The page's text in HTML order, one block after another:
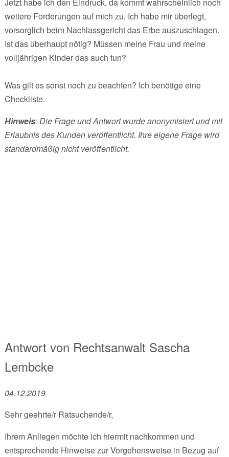
weitere Forderungen auf mich zu. Ich habe mir überlegt,
vorsorglich beim Nachlassgericht das Erbe auszuschlagen.
Ist das überhaupt nötig? Müssen meine Frau und meine
volljährigen Kinder das auch tun?
Was gilt es sonst noch zu beachten? Ich benötige eine
Checkliste.
Hinweis: Die Frage und Antwort wurde anonymisiert und mit
Erlaubnis des Kunden veröffentlicht. Ihre eigene Frage wird
standardmäßig nicht veröffentlicht.
Antwort von Rechtsanwalt Sascha
Lembcke
04.12.2019
Sehr geehrte/r Ratsuchende/r,
Ihrem Anliegen möchte ich hiermit nachkommen und
entsprechende Hinweise zur Vorgehensweise in Bezug auf